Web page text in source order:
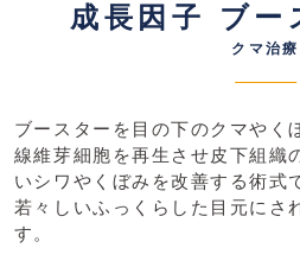
成長因子 ブー
クマ治療
ブースターを目の下のクマやく
線維芽細胞を再生させ皮下組織
いシワやくぼみを改善する術式
若々しいふっくらした目元にさ
す。